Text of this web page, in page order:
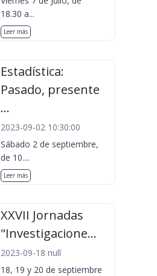
18.30 a...
Leer más
Estadística:
Pasado, presente
...
2023-09-02 10:30:00
Sábado 2 de septiembre,
de 10....
Leer más
XXVII Jornadas
"Investigacione...
2023-09-18 null
18, 19 y 20 de septiembre